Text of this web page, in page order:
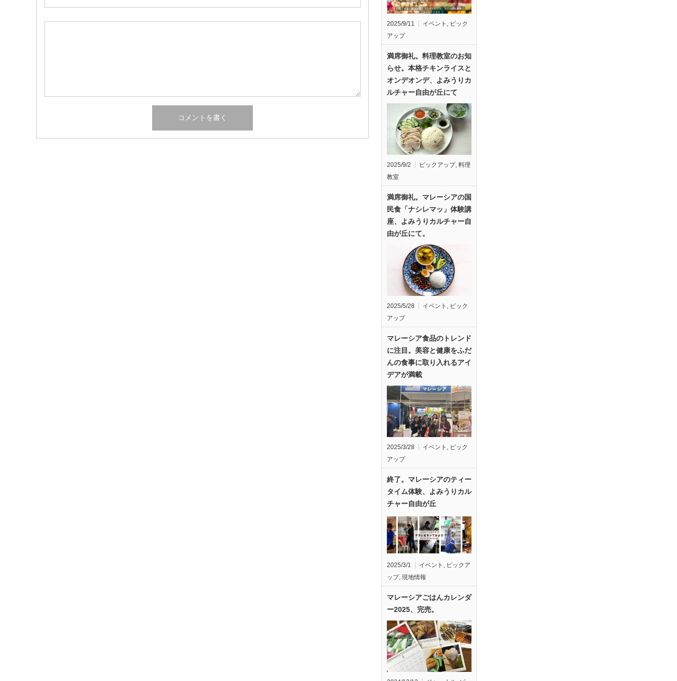
2025/9/11 イベント , ピック
アップ
満席御礼。料理教室のお知
らせ。本格チキンライスと
オンデオンデ、よみうりカ
ルチャー自由が丘にて
2025/9/2 ピックアップ, 料理
教室
満席御礼。マレーシアの国
民食「ナシレマッ」体験講
座、よみうりカルチャー自
由が丘にて。
2025/5/28 イベント , ピック
アップ
マレーシア食品のトレンド
に注目。美容と健康をふだ
んの食事に取り入れるアイ
デアが満載
2025/3/28 イベント
ピック
アップ
終了。マレーシアのティー
タイム体験、よみうりカル
チャー自由が丘
2025/3/1 イベント , ピックア
ップ, 現地情報
マレーシアごはんカレンダ
ー2025、完売。